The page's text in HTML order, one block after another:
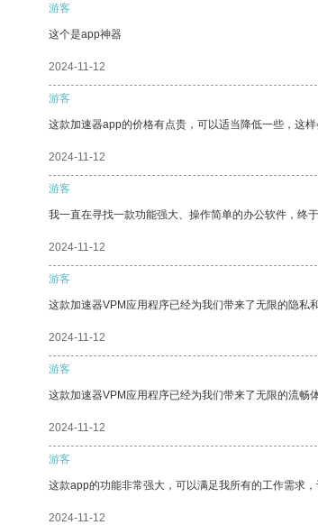
游客
这个是app神器
2024-11-12
游客
这款加速器app的价格有点贵，可以适当降低一些，这样
2024-11-12
游客
我一直在寻找一款功能强大、操作简单的办公软件，终
2024-11-12
游客
这款加速器VPM应用程序已经为我们带来了无限的隐私和
2024-11-12
游客
这款加速器VPM应用程序已经为我们带来了无限的流畅
2024-11-12
游客
这款app的功能非常强大，可以满足我所有的工作需求，
2024-11-12